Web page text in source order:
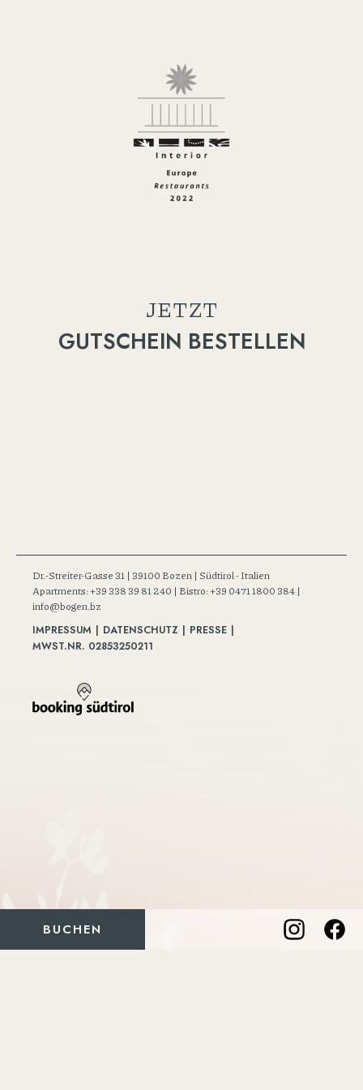
JETZT
GUTSCHEIN BESTELLEN
Dr.-Streiter-Gasse 31 | 39100 Bozen | Südtirol - Italien
Apartments: +39 338 39 81 240 | Bistro: +39 0471 1800 384 |
info@bogen.bz
IMPRESSUM | DATENSCHUTZ | PRESSE |
MWST.NR. 02853250211
BUCHEN